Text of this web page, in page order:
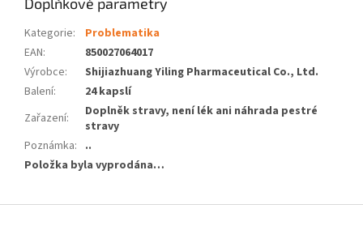
Kategorie:
Problematika
EAN:
850027064017
Výrobce:
Shijiazhuang Yiling Pharmaceutical Co., Ltd.
Balení:
24 kapslí
Zařazení:
Doplněk stravy, není lék ani náhrada pestré
stravy
Poznámka: ..
Položka byla vyprodána…